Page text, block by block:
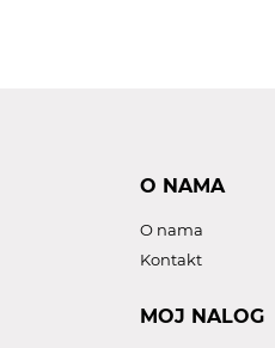
O NAMA
O nama
Kontakt
MOJ NALOG